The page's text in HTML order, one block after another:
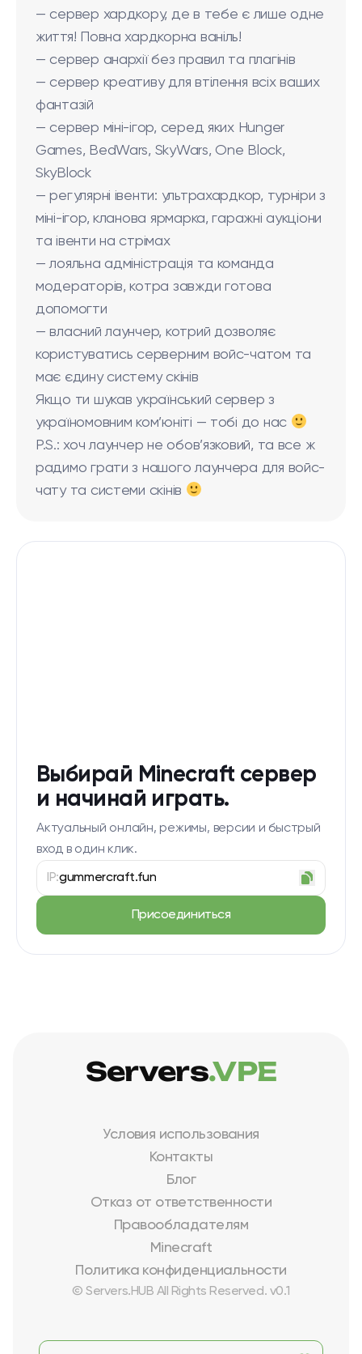
— сервер хардкору, де в тебе є лише одне
життя! Повна хардкорна ваніль!
— сервер анархії без правил та плагінів
— сервер креативу для втілення всіх ваших
фантазій
— сервер міні-ігор, серед яких Hunger
Games, BedWars, SkyWars, One Block,
SkyBlock
— регулярні івенти: ультрахардкор, турніри з
міні-ігор, кланова ярмарка, гаражні аукціони
та івенти на стрімах
— лояльна адміністрація та команда
модераторів, котра завжди готова
допомогти
— власний лаунчер, котрий дозволяє
користуватись серверним войс-чатом та
має єдину систему скінів
Якщо ти шукав український сервер з
україномовним ком’юніті — тобі до нас
P.S.: хоч лаунчер не обов’язковий, та все ж
радимо грати з нашого лаунчера для войс-
чату та системи скінів
Выбирай Minecraft сервер
и начинай играть.
Актуальный онлайн, режимы, версии и быстрый
вход в один клик.
IP:gummercraft.fun
Присоединиться
Условия использования
Контакты
Блог
Отказ от ответственности
Правообладателям
Minecraft
Политика конфиденциальности
© Servers.HUB All Rights Reserved. v0.1
Servers.VPE